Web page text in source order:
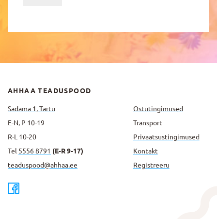
AHHAA TEADUSPOOD
Sadama 1, Tartu
E-N, P 10-19
R-L 10-20
Tel 5556 8791 (E-R 9-17)
teaduspood@ahhaa.ee
Ostutingimused
Transport
Privaatsus­tingimused
Kontakt
Registreeru